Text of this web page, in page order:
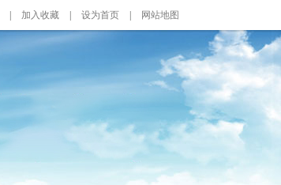
加入收藏 设为首页 网站地图